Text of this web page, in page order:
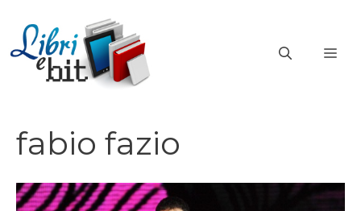
contenuto
fabio fazio